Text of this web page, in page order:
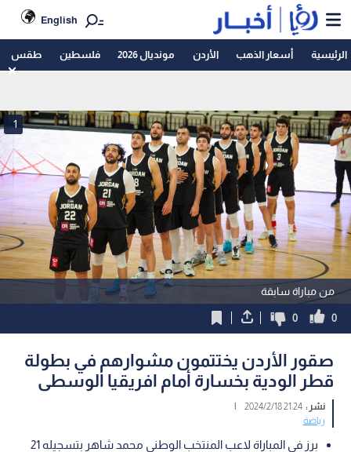
English
الرئيسية أسعار الذهب الأردن مونديال 2026 فلسطين طقس
من مباراة سابقة
1
0
0
صقور الأردن يختتمون مشوارهم في بطولة
قطر الودية بخسارة أمام افريقيا الوسطى
نشر :21:24 2024/2/18
|
رياضة
برز في المباراة لاعب المنتخب الوطني محمد شاهر بتسجيله 21